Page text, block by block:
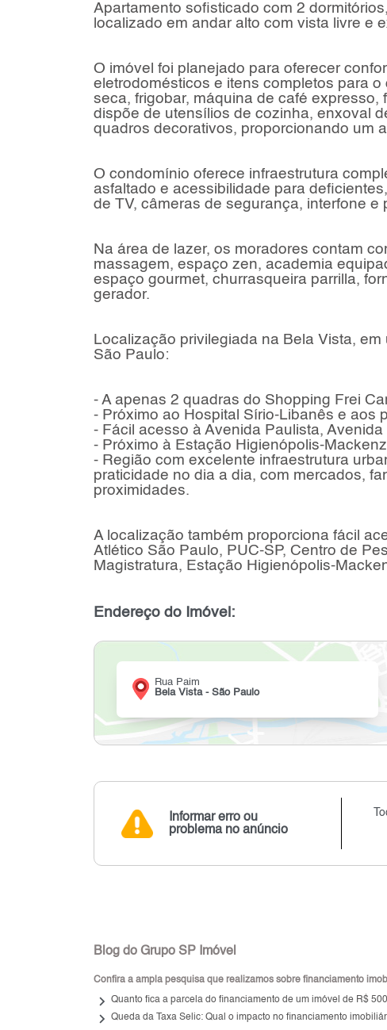
Apartamento sofisticado com 2
localizado em andar alto com vista livre e
O imóvel foi planejado para oferecer
eletrodomésticos e itens completos para
seca, frigobar, máquina de café
dispõe de utensílios de cozinha, enxoval
quadros decorativos, proporcionando um
O condomínio oferece infraestrutura
asfaltado e acessibilidade para
de TV, câmeras de segurança, interfone e
Na área de lazer, os moradores contam
massagem, espaço zen, academia
espaço gourmet, churrasqueira parrilla,
gerador.
Localização privilegiada na Bela Vista,
São Paulo:
- A apenas 2 quadras do Shopping Frei
- Próximo ao Hospital Sírio-Libanês e aos
- Fácil acesso à Avenida Paulista, Avenida
- Próximo à Estação Higienópolis-
- Região com excelente infraestrutura
praticidade no dia a dia, com mercados,
proximidades.
A localização também proporciona fácil
Atlético São Paulo, PUC-SP, Centro de
Magistratura, Estação Higienópolis-
Endereço do Imóvel:
Rua Paim
Bela Vista - São Paulo
Informar erro ou
problema no anúncio
Blog do Grupo SP Imóvel
Confira a ampla pesquisa que realizamos sobre financiamento
keyboard_arrow_right Quanto fica a parcela do financiamento de um imóvel de R$
keyboard_arrow_right Queda da Taxa Selic: Qual o impacto no financiamento